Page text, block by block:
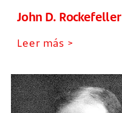
John D. Rockefeller
Leer más >